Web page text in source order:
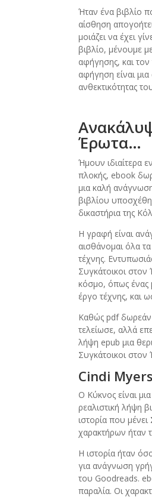
Ήταν ένα βιβλίο
αίσθηση
μοιάζει να έχει
βιβλίο, μένουμε
αφήγησης, και
αφήγηση είναι
ανθεκτικότητας
Έρωτα…
Ήμουν ιδιαίτερα
πλοκής, ebook
μια καλή
βιβλίου
δικαστήρια της
Η γραφή είναι
αισθάνομαι όλα
τέχνης.
Συγκάτοικοι
κόσμο, όπως ένας
έργο τέχνης, και
Καθώς pdf δωρεάν
τελείωσε, αλλά
λήψη epub μια
Συγκάτοικοι
Cindi
Ο Κύκνος είναι
ρεαλιστική λήψη
ιστορία που
χαρακτήρων ήταν
Η ιστορία ήταν
για ανάγνωση
του Goodreads.
παραλία. Οι